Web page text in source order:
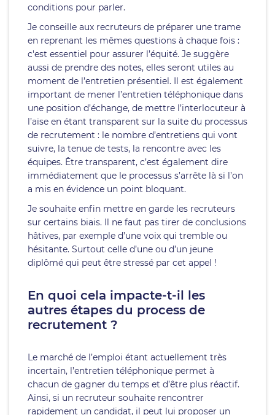
conditions pour parler.
Je conseille aux recruteurs de préparer une trame
en reprenant les mêmes questions à chaque fois :
c'est essentiel pour assurer l’équité. Je suggère
aussi de prendre des notes, elles seront utiles au
moment de l’entretien présentiel. Il est également
important de mener l’entretien téléphonique dans
une position d’échange, de mettre l’interlocuteur à
l’aise en étant transparent sur la suite du processus
de recrutement : le nombre d’entretiens qui vont
suivre, la tenue de tests, la rencontre avec les
équipes. Être transparent, c’est également dire
immédiatement que le processus s’arrête là si l’on
a mis en évidence un point bloquant.
Je souhaite enfin mettre en garde les recruteurs
sur certains biais. Il ne faut pas tirer de conclusions
hâtives, par exemple d’une voix qui tremble ou
hésitante. Surtout celle d’une ou d’un jeune
diplômé qui peut être stressé par cet appel !
En quoi cela impacte-t-il les
autres étapes du process de
recrutement ?
Le marché de l’emploi étant actuellement très
incertain, l’entretien téléphonique permet à
chacun de gagner du temps et d’être plus réactif.
Ainsi, si un recruteur souhaite rencontrer
rapidement un candidat, il peut lui proposer un